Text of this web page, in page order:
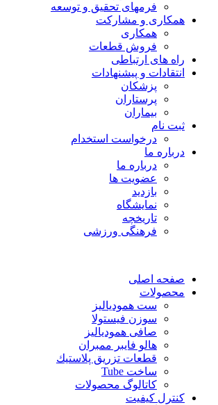
فرمهای تحقیق و توسعه
همکاری و مشارکت
همکاری
فروش قطعات
راه های ارتباطی
انتقادات و پيشنهادات
پزشكان
پرستاران
بيماران
ثبت نام
درخواست استخدام
درباره ما
درباره ما
عضویت ها
بازدید
نمایشگاه
تاريخچه
فرهنگی ورزشی
صفحه اصلی
محصولات
ست همودیالیز
سوزن فیستولا
صافی همودیالیز
هالو فایبر ممبران
قطعات تزريق پلاستيك
ساخت Tube
کاتالوگ محصولات
کنترل کیفیت